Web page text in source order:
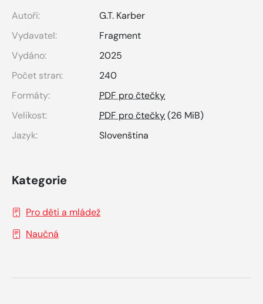
Autoři:
G.T. Karber
Vydavatel:
Fragment
Vydáno:
2025
Počet stran:
240
Formáty:
PDF pro čtečky
Velikost:
PDF pro čtečky(26 MiB)
Jazyk:
Slovenština
Kategorie
Pro děti a mládež
Naučná